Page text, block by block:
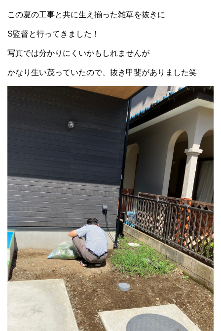
この夏の工事と共に生え揃った雑草を抜きに
S監督と行ってきました！
写真では分かりにくいかもしれませんが
かなり生い茂っていたので、抜き甲斐がありました笑